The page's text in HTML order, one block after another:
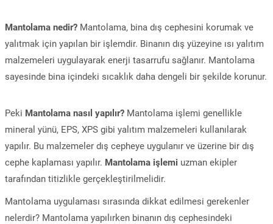
Mantolama nedir? Mantolama, bina dış cephesini korumak ve
yalıtmak için yapılan bir işlemdir. Binanın dış yüzeyine ısı yalıtım
malzemeleri uygulayarak enerji tasarrufu sağlanır. Mantolama
sayesinde bina içindeki sıcaklık daha dengeli bir şekilde korunur.
Peki Mantolama nasıl yapılır? Mantolama işlemi genellikle
mineral yünü, EPS, XPS gibi yalıtım malzemeleri kullanılarak
yapılır. Bu malzemeler dış cepheye uygulanır ve üzerine bir dış
cephe kaplaması yapılır. Mantolama işlemi uzman ekipler
tarafından titizlikle gerçekleştirilmelidir.
Mantolama uygulaması sırasında dikkat edilmesi gerekenler
nelerdir? Mantolama yapılırken binanın dış cephesindeki